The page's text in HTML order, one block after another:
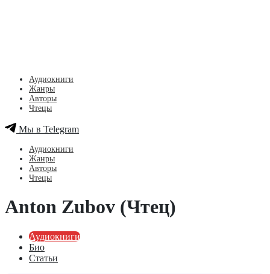
Аудиокниги
Жанры
Авторы
Чтецы
Мы в Telegram
Аудиокниги
Жанры
Авторы
Чтецы
Anton Zubov (Чтец)
Аудиокниги
Био
Статьи